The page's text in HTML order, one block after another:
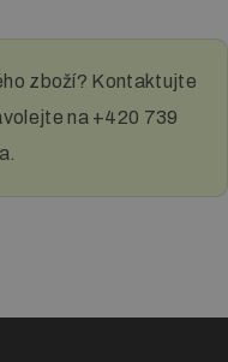
zboží? Kontaktujte
na +420 739